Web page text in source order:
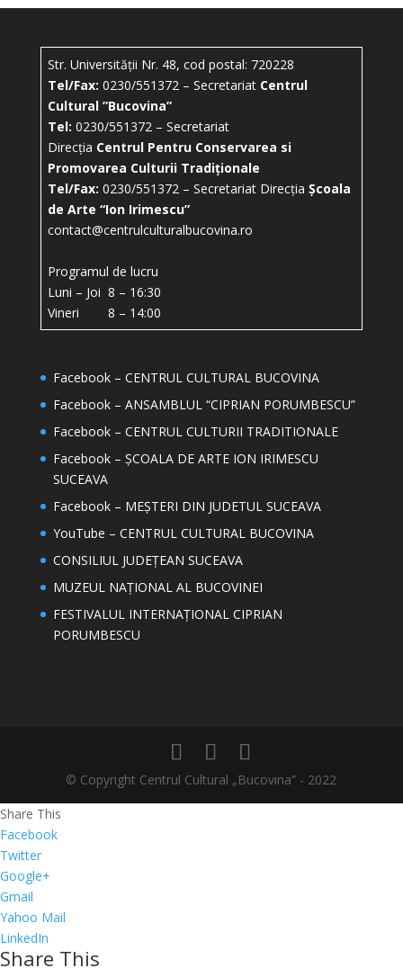
Str. Universității Nr. 48, cod postal: 720228
Tel/Fax: 0230/551372 – Secretariat Centrul
Cultural ”Bucovina”
Tel: 0230/551372 – Secretariat
Direcția Centrul Pentru Conservarea si
Promovarea Culturii Tradiționale
Tel/Fax: 0230/551372 – Secretariat Direcția Școala
de Arte “Ion Irimescu”
contact@centrulculturalbucovina.ro
Programul de lucru
Luni – Joi 8 – 16:30
Vineri 8 – 14:00
Facebook – CENTRUL CULTURAL BUCOVINA
Facebook – ANSAMBLUL “CIPRIAN PORUMBESCU”
Facebook – CENTRUL CULTURII TRADITIONALE
Facebook – ȘCOALA DE ARTE ION IRIMESCU
SUCEAVA
Facebook – MEȘTERI DIN JUDETUL SUCEAVA
YouTube – CENTRUL CULTURAL BUCOVINA
CONSILIUL JUDEȚEAN SUCEAVA
MUZEUL NAȚIONAL AL BUCOVINEI
FESTIVALUL INTERNAȚIONAL CIPRIAN
PORUMBESCU
© Copyright Centrul Cultural „Bucovina” - 2022
Share This
Facebook
Twitter
Google+
Gmail
Yahoo Mail
LinkedIn
Share This